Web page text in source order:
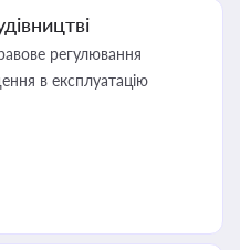
регулювання
в експлуатацію